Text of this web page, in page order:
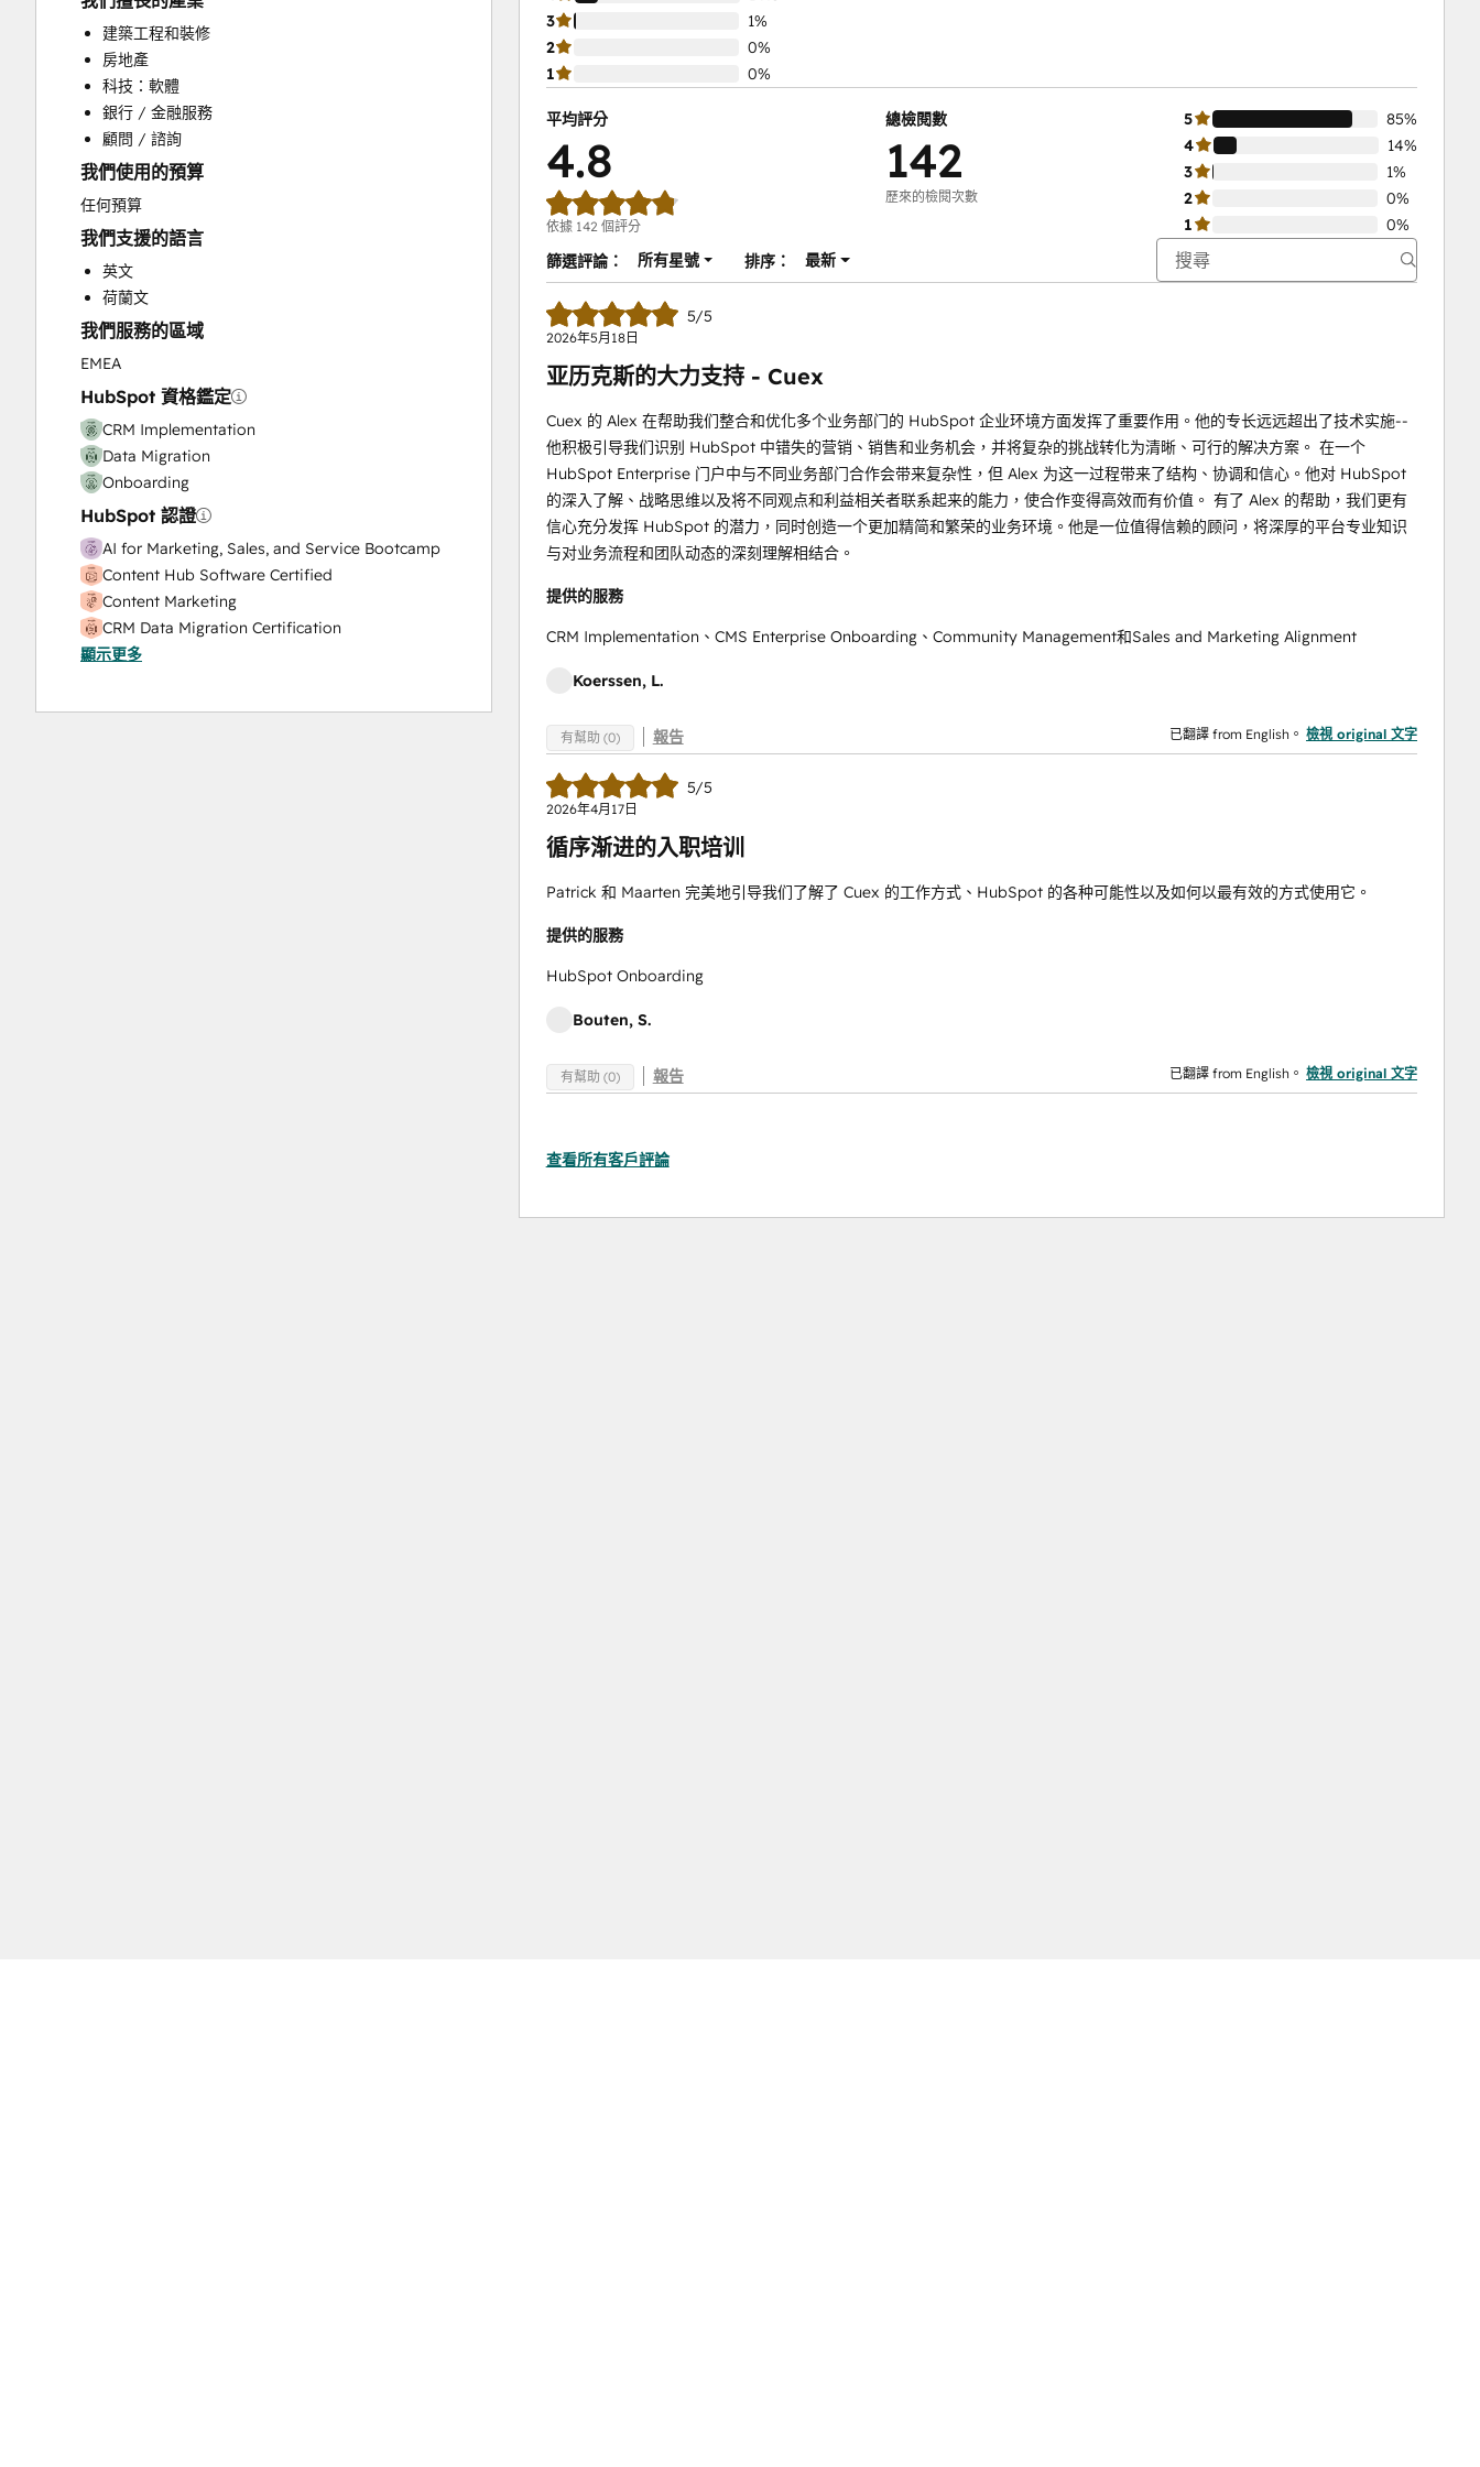
Custom API Integrations
Customer Marketing
Customer Success Training
Customer Support Training
Customer Survey and Analysis
Email Marketing
Full Inbound Marketing Services
Help Desk Implementation
Knowledge Base Development
Paid Advertising
Programmable Automation
Sales and Marketing Alignment
Sales Coaching and Training
Sales Enablement
Website Design
Website Development
Website Migration
建築工程和裝修
房地產
科技：軟體
銀行 / 金融服務
顧問 / 諮詢
我們使用的預算
任何預算
我們支援的語言
英文
荷蘭文
我們服務的區域
EMEA
HubSpot 資格鑑定
CRM Implementation
Data Migration
Onboarding
HubSpot 認證
AI for Marketing, Sales, and Service Bootcamp
Content Hub Software Certified
Content Marketing
CRM Data Migration Certification
Data Integrations Certification
Digital Marketing
顯示更多
3
1%
2
0%
1
0%
平均評分
4.8
依據 142 個評分
總檢閱數
142
歷來的檢閱次數
5
85%
4
14%
3
1%
2
0%
1
0%
篩選評論：
所有星號 排序： 最新
5/5
2026年5月18日
亚历克斯的大力支持 - Cuex
Cuex 的 Alex 在帮助我们整合和优化多个业务部门的 HubSpot 企业环境方面发挥了重要作用。他的专长远远超出了技术实施--
他积极引导我们识别 HubSpot 中错失的营销、销售和业务机会，并将复杂的挑战转化为清晰、可行的解决方案。 在一个
HubSpot Enterprise 门户中与不同业务部门合作会带来复杂性，但 Alex 为这一过程带来了结构、协调和信心。他对 HubSpot
的深入了解、战略思维以及将不同观点和利益相关者联系起来的能力，使合作变得高效而有价值。 有了 Alex 的帮助，我们更有
信心充分发挥 HubSpot 的潜力，同时创造一个更加精简和繁荣的业务环境。他是一位值得信赖的顾问，将深厚的平台专业知识
与对业务流程和团队动态的深刻理解相结合。
提供的服務
CRM Implementation、CMS Enterprise Onboarding、Community Management和Sales and Marketing Alignment
Koerssen, L.
有幫助 (0) 報告 已翻譯 from English。 檢視 original 文字
5/5
2026年4月17日
循序渐进的入职培训
Patrick 和 Maarten 完美地引导我们了解了 Cuex 的工作方式、HubSpot 的各种可能性以及如何以最有效的方式使用它。
提供的服務
HubSpot Onboarding
Bouten, S.
有幫助 (0) 報告 已翻譯 from English。 檢視 original 文字
查看所有客戶評論